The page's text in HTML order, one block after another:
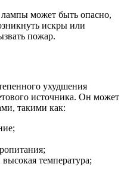
может быть опасно,
искры или
пожар.
ухудшения
источника. Он может
такими как:
температура;